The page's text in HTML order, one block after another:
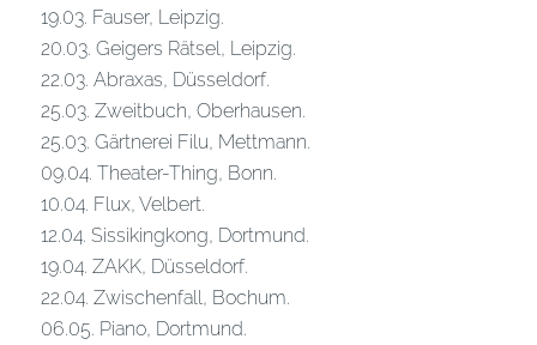
19.03. Fauser, Leipzig.
20.03. Geigers Rätsel, Leipzig.
22.03. Abraxas, Düsseldorf.
25.03. Zweitbuch, Oberhausen.
25.03. Gärtnerei Filu, Mettmann.
09.04. Theater-Thing, Bonn.
10.04. Flux, Velbert.
12.04. Sissikingkong, Dortmund.
19.04. ZAKK, Düsseldorf.
22.04. Zwischenfall, Bochum.
06.05. Piano, Dortmund.